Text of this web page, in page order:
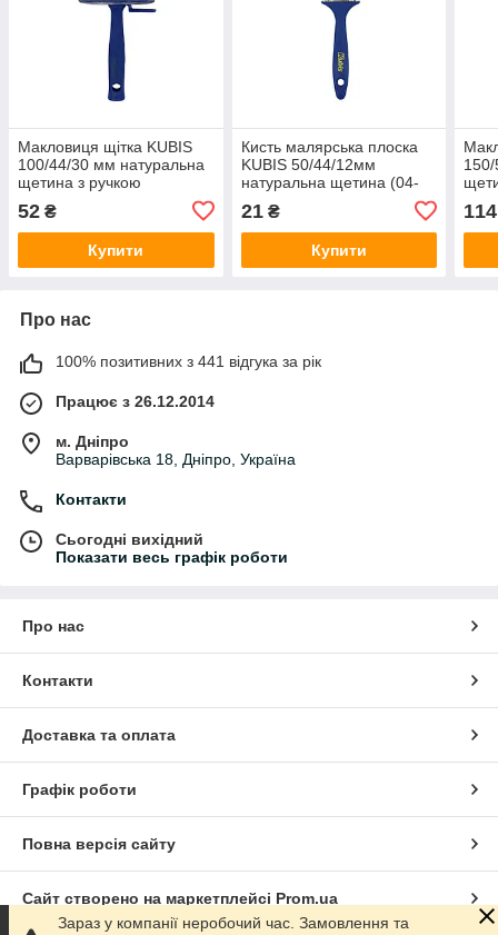
Макловиця щітка KUBIS
100/44/30 мм натуральна
щетина з ручкою
(6уп/240ящ) 04-00-7100
52 ₴
Купити
Кисть малярська плоска
KUBIS 50/44/12мм
натуральна щетина (04-
21₴
Купити
114
Про нас
100% позитивних з 441 відгука за рік
Працює з 26.12.2014
м. Дніпро
Варварівська 18, Дніпро, Україна
Контакти
Сьогодні вихідний
Показати весь графік роботи
Про нас
Контакти
Доставка та оплата
Графік роботи
Повна версія сайту
Сайт створено на маркетплейсі Prom.ua
Зараз у компанії неробочий час. Замовлення та